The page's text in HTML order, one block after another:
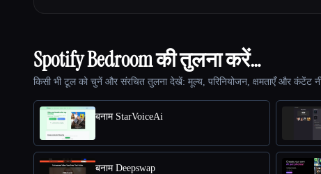
Spotify Bedroom की तुलना करें…
किसी भी टूल को चुनें और संरचित तुलना देखें: मूल्य, परिनियोजन, क्षमताएँ और कंटेंट
बनाम StarVoiceAi
बनाम Deepswap